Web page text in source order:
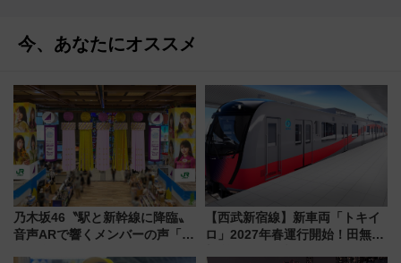
今、あなたにオススメ
乃木坂46〝駅と新幹線に降臨〟
音声ARで響くメンバーの声「真
【西武新宿線】新車両「トキイ
ロ」2027年春運行開始！田無・